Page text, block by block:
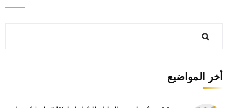
أخر المواضيع